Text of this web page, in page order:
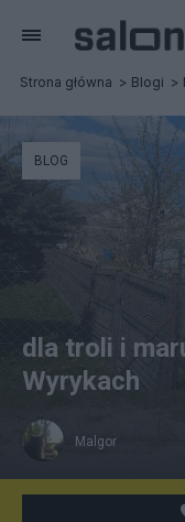
Strona główna Blogi
Wyryki, dom trafiony
BLOG
dla troli i
Wyrykach
Malgor